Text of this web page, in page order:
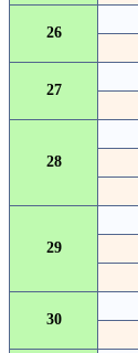
26
27
28
29
30